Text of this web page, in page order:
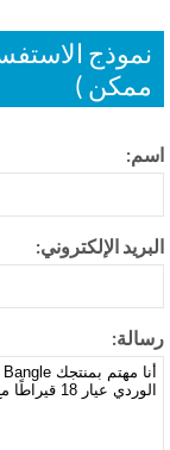
)
الإلكتروني: